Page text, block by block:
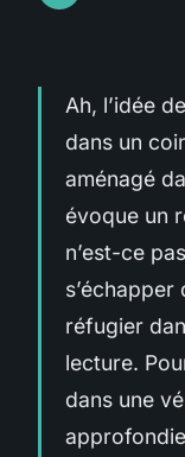
Ah, l’idée
dans un
aménagé
évoque un
n’est-ce
réfugier
lecture.
dans une